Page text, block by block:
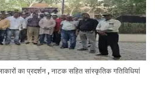
का प्रदर्शन , नाटक सहित सांस्कृतिक गतिविधियां